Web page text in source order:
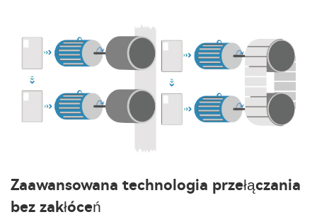
Zaawansowana technologia przełączania
bez zakłóceń